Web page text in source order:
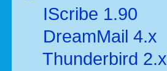
IScribe 1.90
DreamMail 4.x
Thunderbird 2.x